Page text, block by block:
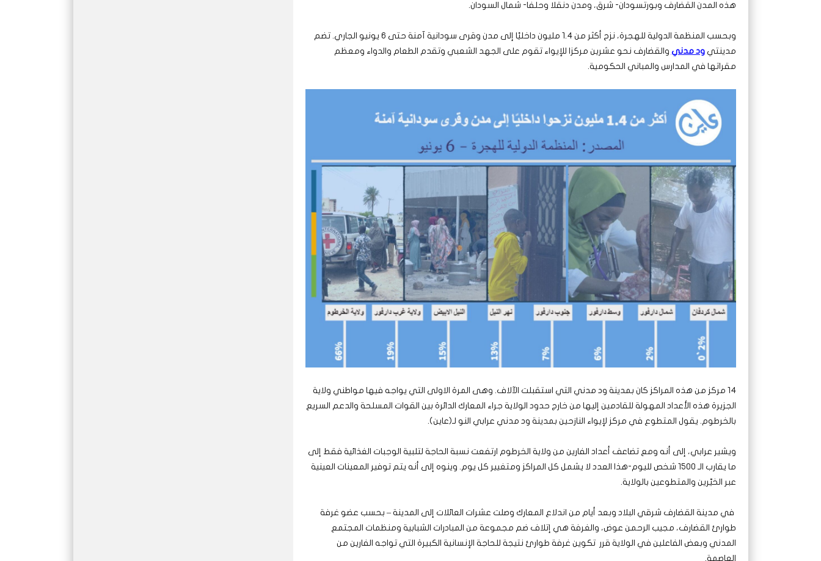
هذه المدن القضارف وبورتسودان- شرق، ومدن دنقلا وحلفا- شمال السودان.
وبحسب المنظمة الدولية للهجرة، نزح أكثر من 1.4 مليون داخليًا إلى مدن وقرى سودانية آمنة حتى 6 يونيو الجاري.
تضم
مدينتيود مدني والقضارف نحو عشرين مركزا للإيواء تقوم على الجهد الشعبي وتقدم الطعام والدواء ومعظم
مقراتها في المدارس والمباني الحكومية.
14 مركز من هذه المراكز كان بمدينة ود مدني التي استقبلت الآلاف. وهى المرة الاولى التي يواجه فيها مواطني ولاية
الجزيرة هذه الأعداد المهولة للقادمين إليها من خارج حدود الولاية جراء المعارك الدائرة بين القوات المسلحة والدعم السريع
بالخرطوم. يقول المتطوع في مركز لإيواء النازحين بمدينة ود مدني عرابي النو لـ(عاين).
ويشير عرابي، إلى أنه ومع تضاعف أعداد الفارين من ولاية الخرطوم ارتفعت نسبة الحاجة لتلبية الوجبات الغذائية فقط إلى
ما يقارب الـ 1500 شخص لليوم-هذا العدد لا يشمل كل المراكز ومتغيير كل يوم. وينوه إلى أنه يتم توفير المعينات العينية
عبر الخيّرين والمتطوعين بالولاية.
في مدينة القضارف شرقي البلاد وبعد أيام من اندلاع المعارك وصلت عشرات العائلات إلى المدينة – بحسب عضو غرفة
طوارئ القضارف، مجيب الرحمن عوض، والغرفة هي إتلاف ضم مجموعة من المبادرات الشبابية ومنظمات المجتمع
المدني وبعض الفاعلين في الولاية قرر تكوين غرفة طوارئ نتيجة للحاجة الإنسانية الكبيرة التي تواجه الفارين من
العاصمة.